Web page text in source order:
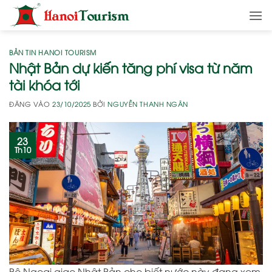
qua
dungBẢN TIN HANOI TOURISM
Nhật Bản dự kiến tăng phí visa từ năm
tài khóa tới
ĐĂNG VÀO23/10/2025 BỞINGUYỄN THANH NGÂN
23
Th10